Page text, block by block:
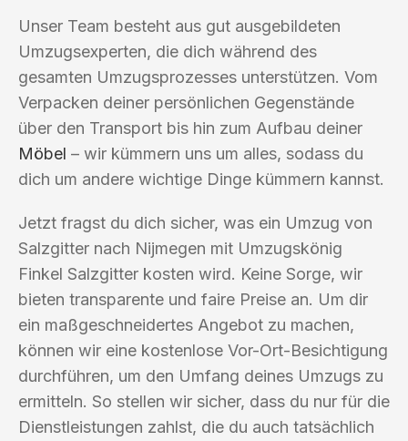
Unser Team besteht aus gut ausgebildeten
Umzugsexperten, die dich während des
gesamten Umzugsprozesses unterstützen. Vom
Verpacken deiner persönlichen Gegenstände
über den Transport bis hin zum Aufbau deiner
Möbel – wir kümmern uns um alles, sodass du
dich um andere wichtige Dinge kümmern kannst.
Jetzt fragst du dich sicher, was ein Umzug von
Salzgitter nach Nijmegen mit Umzugskönig
Finkel Salzgitter kosten wird. Keine Sorge, wir
bieten transparente und faire Preise an. Um dir
ein maßgeschneidertes Angebot zu machen,
können wir eine kostenlose Vor-Ort-Besichtigung
durchführen, um den Umfang deines Umzugs zu
ermitteln. So stellen wir sicher, dass du nur für die
Dienstleistungen zahlst, die du auch tatsächlich